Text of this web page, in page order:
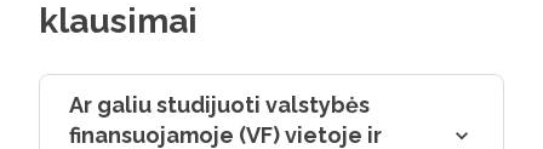
klausimai
Ar galiu studijuoti valstybės
finansuojamoje (VF) vietoje ir